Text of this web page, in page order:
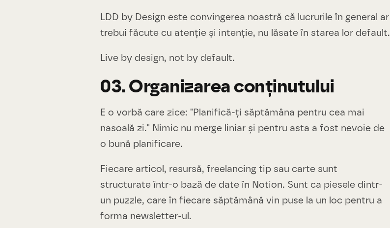
LDD by Design este convingerea noastră că lucrurile în general ar
trebui făcute cu atenție și intenție, nu lăsate în starea lor default.
Live by design, not by default.
03. Organizarea conținutului
E o vorbă care zice: "Planifică-ți săptămâna pentru cea mai
nasoală zi." Nimic nu merge liniar și pentru asta a fost nevoie de
o bună planificare.
Fiecare articol, resursă, freelancing tip sau carte sunt
structurate într-o bază de date în Notion. Sunt ca piesele dintr-
un puzzle, care în fiecare săptămână vin puse la un loc pentru a
forma newsletter-ul.